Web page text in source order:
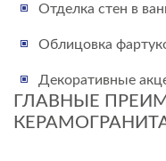
Отделка стен в
Облицовка
Декоративные
ГЛАВНЫЕ